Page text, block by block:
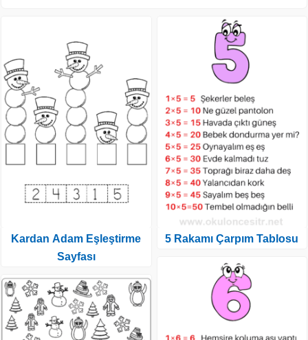
Kardan Adam Eşleştirme
Sayfası
5 Rakamı Çarpım Tablosu